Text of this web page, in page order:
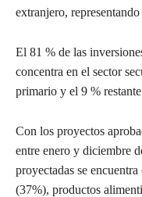
extranjero,
El 81 % de las
concentra en el sector
primario y el 9 %
Con los proyectos
entre enero y diciembre
proyectadas se
(37%), productos